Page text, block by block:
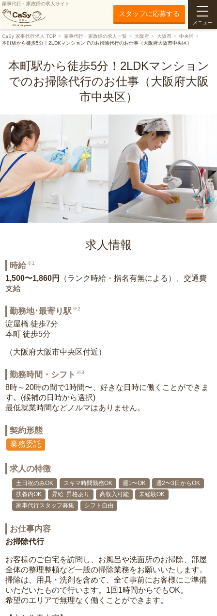
家事代行・家政婦の求人サイト
スタッフに応募する
メニュー
CaSy 家事代行求人 TOP 家事代行・家政婦の求人一覧 大阪府 大阪市
中央区
本町駅から徒歩5分！2LDKマンションでのお掃除代行のお仕事（大阪府大阪市中央区）
本町駅から徒歩5分！2LDKマンション
でのお掃除代行のお仕事（大阪府大阪
市中央区）
求人情報
時給 ※1
1,500〜1,860円
（ランク時給・指名有無による）、交通費
支給
勤務地･最寄り駅 ※2
淀屋橋 徒歩7分
本町 徒歩5分
（大阪府大阪市中央区付近）
勤務時間・シフト ※3
8時～20時の間で1時間〜、好きな日時に働くことができま
す。(候補の日時から選択)
最低就業時間などノルマはありません。
契約形態
業務委託
求人の特徴
土日祝のみOK スキマ時間勤務OK 週1〜OK
週2〜3日からOK
扶養内OK
昇給･昇格あり 高収入可能
未経験OK
家事代行スタッフ募集
シフト自由
お仕事内容
お掃除代行
お客様のご自宅を訪問し、お風呂や洗面所のお掃除、部屋
全体の整理整頓など一般の掃除業務をお願いいたします。
掃除は、用具・洗剤を含めて、全て事前にお客様にご準備
いただいたもので行います。1回1時間からでもOK。
希望のエリアで無理なく働くことができます。